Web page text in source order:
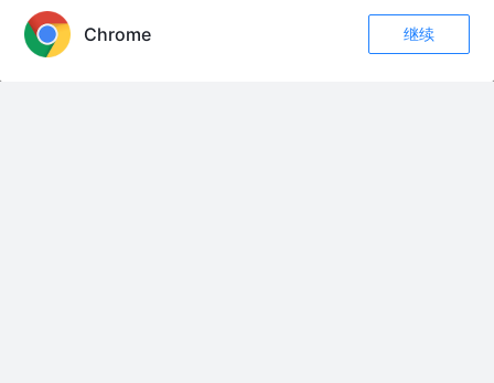
点赞
1980年引进中国！《绝唱》上译厂译制感动万千观众
#剪映让好作品告别AI感 本作品无文案…脑补
密钥复刻教程来了！！！ 快艾特你的密钥搭子学起来！！#捡密钥的快乐谁
Chrome 继续